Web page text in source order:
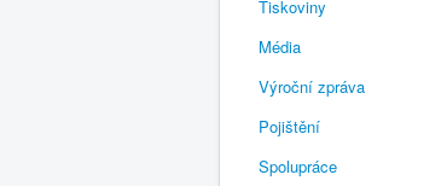
Tiskoviny
Média
Výroční zpráva
Pojištění
Spolupráce